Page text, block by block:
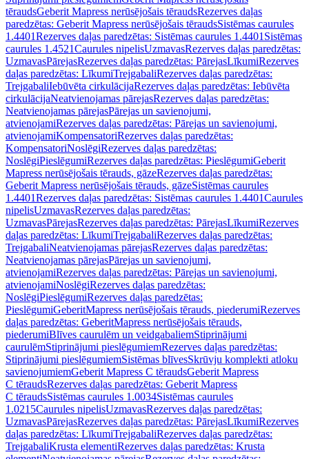
tēraudsGeberit Mapress nerūsējošais tēraudsRezerves daļas
paredzētas: Geberit Mapress nerūsējošais tēraudsSistēmas caurules
1.4401Rezerves daļas paredzētas: Sistēmas caurules 1.4401 Sistēmas
caurules 1.4521Caurules nipelisUzmavasRezerves daļas paredzētas:
UzmavasPārejasRezerves daļas paredzētas: PārejasLīkumiRezerves
daļas paredzētas: LīkumiTrejgabaliRezerves daļas paredzētas:
TrejgabaliIebūvēta cirkulācijaRezerves daļas paredzētas: Iebūvēta
cirkulācijaNeatvienojamas pārejasRezerves daļas paredzētas:
Neatvienojamas pārejasPārejas un savienojumi,
atvienojamiRezerves daļas paredzētas: Pārejas un savienojumi,
atvienojamiKompensatoriRezerves daļas paredzētas:
KompensatoriNoslēgiRezerves daļas paredzētas:
NoslēgiPieslēgumiRezerves daļas paredzētas: PieslēgumiGeberit
Mapress nerūsējošais tērauds, gāzeRezerves daļas paredzētas:
Geberit Mapress nerūsējošais tērauds, gāzeSistēmas caurules
1.4401Rezerves daļas paredzētas: Sistēmas caurules 1.4401Caurules
nipelisUzmavasRezerves daļas paredzētas:
UzmavasPārejasRezerves daļas paredzētas: PārejasLīkumiRezerves
daļas paredzētas: LīkumiTrejgabaliRezerves daļas paredzētas:
TrejgabaliNeatvienojamas pārejasRezerves daļas paredzētas:
Neatvienojamas pārejasPārejas un savienojumi,
atvienojamiRezerves daļas paredzētas: Pārejas un savienojumi,
atvienojamiNoslēgiRezerves daļas paredzētas:
NoslēgiPieslēgumiRezerves daļas paredzētas:
PieslēgumiGeberitMapress nerūsējošais tērauds, piederumiRezerves
daļas paredzētas: GeberitMapress nerūsējošais tērauds,
piederumiBlīves caurulēm un veidgabaliemStiprinājumi
caurulēmStiprinājumi pieslēgumiemRezerves daļas paredzētas:
Stiprinājumi pieslēgumiemSistēmas blīvesSkrūvju komplekti atloku
savienojumiemGeberit Mapress C tēraudsGeberit Mapress
C tēraudsRezerves daļas paredzētas: Geberit Mapress
C tēraudsSistēmas caurules 1.0034Sistēmas caurules
1.0215Caurules nipelisUzmavasRezerves daļas paredzētas:
UzmavasPārejasRezerves daļas paredzētas: PārejasLīkumiRezerves
daļas paredzētas: LīkumiTrejgabaliRezerves daļas paredzētas:
TrejgabaliKrusta elementiRezerves daļas paredzētas: Krusta